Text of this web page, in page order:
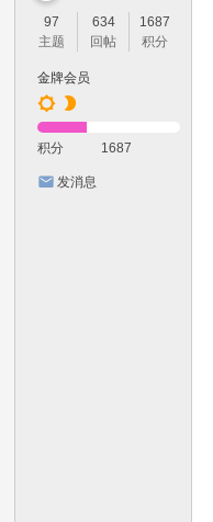
97
主题
634
回帖
1687
积分
金牌会员
积分 1687
发消息